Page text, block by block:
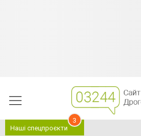
Наші спецпроєкти
3